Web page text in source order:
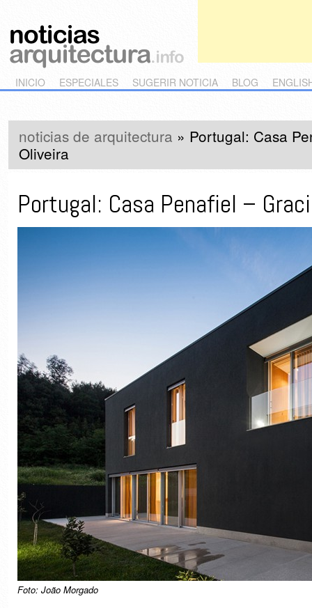
Main menu
Skip to primary content
Skip to secondary content
INICIO ESPECIALES SUGERIR NOTICIA BLOG
noticias de arquitectura » Portugal: Casa
Oliveira
Portugal: Casa Penafiel –
Foto: João Morgado